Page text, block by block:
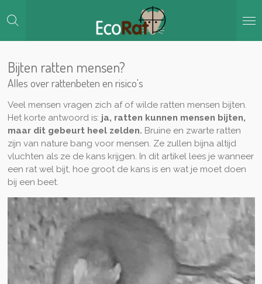
direct
hoofdinhoud
Bijten ratten mensen?
Alles over rattenbeten en risico's
Veel mensen vragen zich af of wilde ratten mensen bijten.
Het korte antwoord is: ja, ratten kunnen mensen bijten,
maar dit gebeurt heel zelden. Bruine en zwarte ratten
zijn van nature bang voor mensen. Ze zullen bijna altijd
vluchten als ze de kans krijgen. In dit artikel lees je wanneer
een rat wel bijt, hoe groot de kans is en wat je moet doen
bij een beet.